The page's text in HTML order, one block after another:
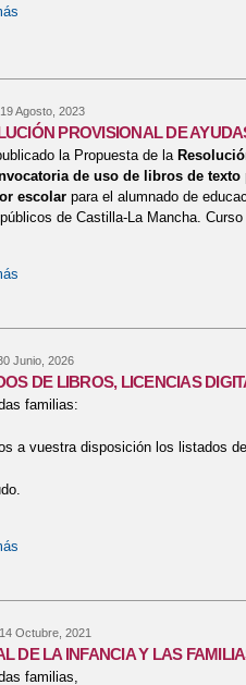
Agosto, 2023
PROVISIONAL DE
la Propuesta de la
de uso de libros de
escolarpara el alumnado de
de Castilla-La Mancha. Curso
Junio, 2026
DE LIBROS, LICENCIAS
familias:
a vuestra disposición los listados
Octubre, 2021
DE LA INFANCIA Y LAS
familias,